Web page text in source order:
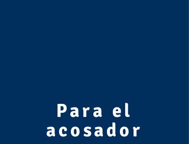
Para el
acosador